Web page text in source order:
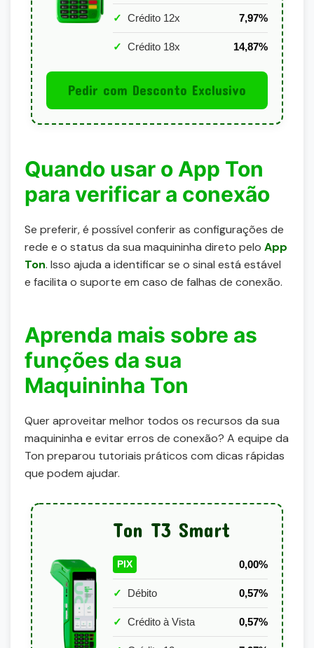
✓ Crédito 12x 7,97%
✓ Crédito 18x 14,87%
Pedir com Desconto Exclusivo
Quando usar o App Ton
para verificar a conexão
Se preferir, é possível conferir as configurações de
rede e o status da sua maquininha direto pelo App
Ton. Isso ajuda a identificar se o sinal está estável
e facilita o suporte em caso de falhas de conexão.
Aprenda mais sobre as
funções da sua
Maquininha Ton
Quer aproveitar melhor todos os recursos da sua
maquininha e evitar erros de conexão? A equipe da
Ton preparou tutoriais práticos com dicas rápidas
que podem ajudar.
Ton T3 Smart
PIX 0,00%
✓ Débito 0,57%
✓ Crédito à Vista 0,57%